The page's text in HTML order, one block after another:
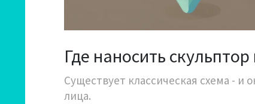
Где наносить
Существует классическая схема - и
лица.